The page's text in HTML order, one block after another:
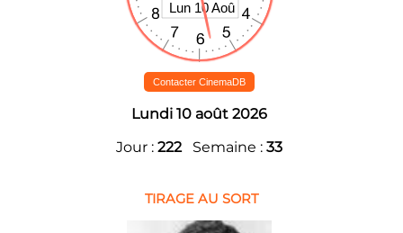
Contacter CinemaDB
Lundi 10 août 2026
Jour : 222Semaine : 33
TIRAGE AU SORT